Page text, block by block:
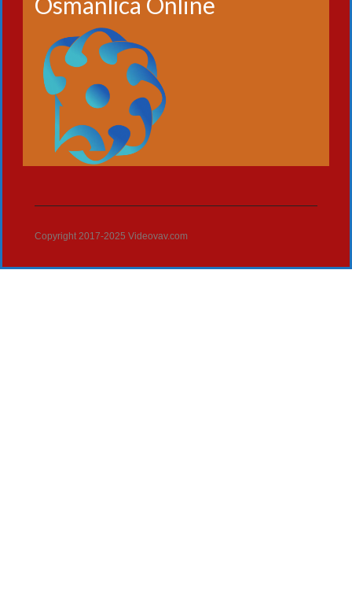
Copyright 2017-2025 Videovav.com